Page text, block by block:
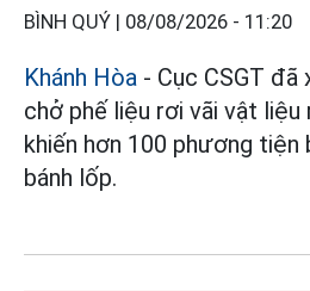
BÌNH QUÝ | 08/08/2026 - 11:20
Khánh Hòa - Cục CSGT
chở phế liệu rơi vãi vật
khiến hơn 100 phương tiện
bánh lốp.